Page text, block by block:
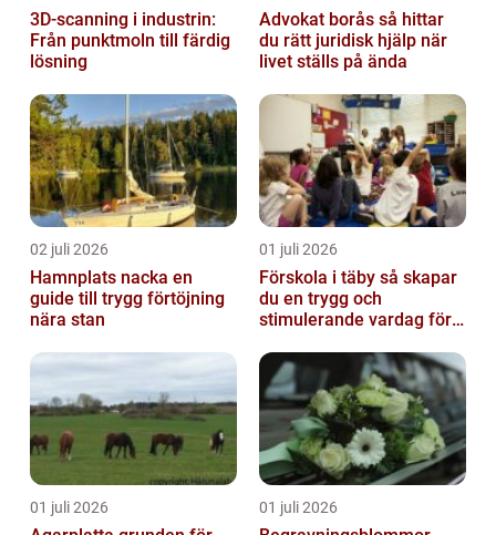
3D-scanning i industrin:
Från punktmoln till färdig
lösning
Advokat borås så hittar
du rätt juridisk hjälp när
livet ställs på ända
02 juli 2026
Hamnplats nacka en
guide till trygg förtöjning
nära stan
01 juli 2026
Förskola i täby så skapar
du en trygg och
stimulerande vardag för
01 juli 2026 01 juli 2026